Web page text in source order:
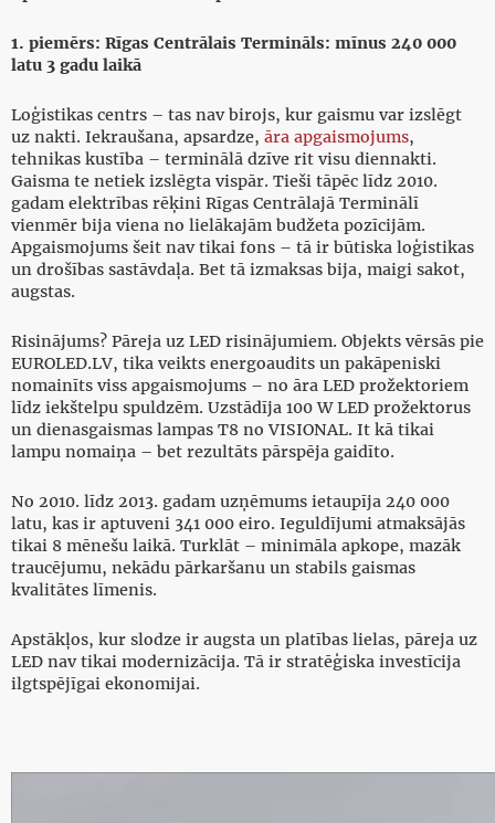
1. piemērs: Rīgas Centrālais Termināls: mīnus 240 000
latu 3 gadu laikā
Loģistikas centrs – tas nav birojs, kur gaismu var izslēgt
uz nakti. Iekraušana, apsardze, āra apgaismojums,
tehnikas kustība – terminālā dzīve rit visu diennakti.
Gaisma te netiek izslēgta vispār. Tieši tāpēc līdz 2010.
gadam elektrības rēķini Rīgas Centrālajā Terminālī
vienmēr bija viena no lielākajām budžeta pozīcijām.
Apgaismojums šeit nav tikai fons – tā ir būtiska loģistikas
un drošības sastāvdaļa. Bet tā izmaksas bija, maigi sakot,
augstas.
Risinājums? Pāreja uz LED risinājumiem. Objekts vērsās pie
EUROLED.LV, tika veikts energoaudits un pakāpeniski
nomainīts viss apgaismojums – no āra LED prožektoriem
līdz iekštelpu spuldzēm. Uzstādīja 100 W LED prožektorus
un dienasgaismas lampas T8 no VISIONAL. It kā tikai
lampu nomaiņa – bet rezultāts pārspēja gaidīto.
No 2010. līdz 2013. gadam uzņēmums ietaupīja 240 000
latu, kas ir aptuveni 341 000 eiro. Ieguldījumi atmaksājās
tikai 8 mēnešu laikā. Turklāt – minimāla apkope, mazāk
traucējumu, nekādu pārkaršanu un stabils gaismas
kvalitātes līmenis.
Apstākļos, kur slodze ir augsta un platības lielas, pāreja uz
LED nav tikai modernizācija. Tā ir stratēģiska investīcija
ilgtspējīgai ekonomijai.